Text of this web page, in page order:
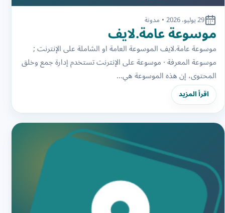
29 يوليو، 2026 • مدونة
موسوعة عامة.لايف
موسوعة عامة.لايف الموسوعة العامة او الشاملة على الإنترنت ;
موسوعة المعرفة · موسوعة على الإنترنت تستخدم إدارة جمع وخلق
المحتوى، إن هذه الموسوعة هي…
اقرأ المزيد